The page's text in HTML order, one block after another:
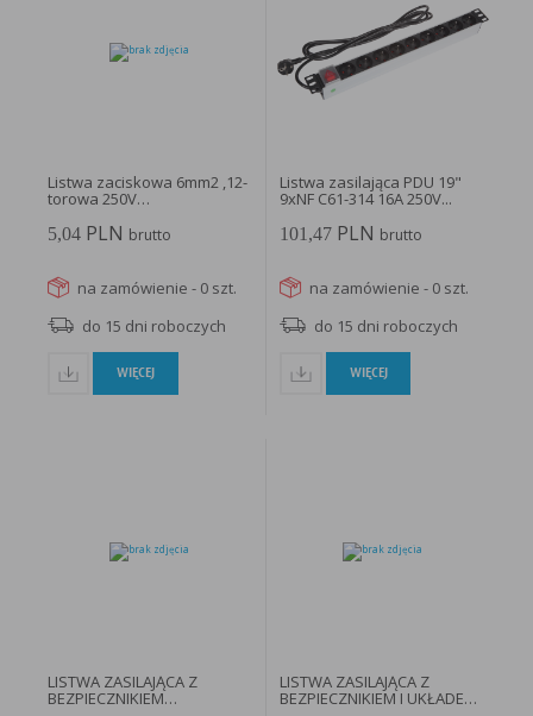
Listwa zaciskowa 6mm2 ,12-
torowa 250V
5,04PLN brutto
na zamówienie - 0 szt.
do 15 dni roboczych
WIĘCEJ
Listwa zasilająca PDU 19"
9xNF C61-314 16A 250V...
101,47 PLN brutto
na zamówienie - 0 szt.
do 15 dni roboczych
WIĘCEJ
LISTWA ZASILAJĄCA Z
BEZPIECZNIKIEM
LISTWA ZASILAJĄCA Z
BEZPIECZNIKIEM I UKŁADEM